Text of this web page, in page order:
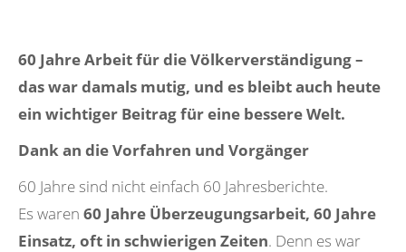
60 Jahre Arbeit für die Völkerverständigung –
das war damals mutig, und es bleibt auch heute
ein wichtiger Beitrag für eine bessere Welt.
Dank an die Vorfahren und Vorgänger
60 Jahre sind nicht einfach 60 Jahresberichte.
Es waren 60 Jahre Überzeugungsarbeit, 60 Jahre
Einsatz, oft in schwierigen Zeiten. Denn es war